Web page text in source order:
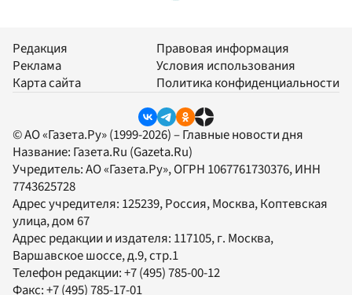
Редакция
Реклама
Карта сайта
Правовая информация
Условия использования
Политика конфиденциальности
© АО «Газета.Ру» (1999-2026) – Главные новости дня
Название: Газета.Ru (Gazeta.Ru)
Учредитель:АО «Газета.Ру», ОГРН 1067761730376, ИНН
7743625728
Адрес учредителя: 125239, Россия, Москва, Коптевская
улица, дом 67
Адрес редакции и издателя: 117105, г. Москва,
Варшавское шоссе, д.9, стр.1
Телефон редакции:+7 (495) 785-00-12
Факс:+7 (495) 785-17-01